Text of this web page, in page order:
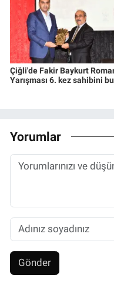
Çiğli'de Fakir Baykurt
Yarışması 6. kez sahibini
Yorumlar
Gönder